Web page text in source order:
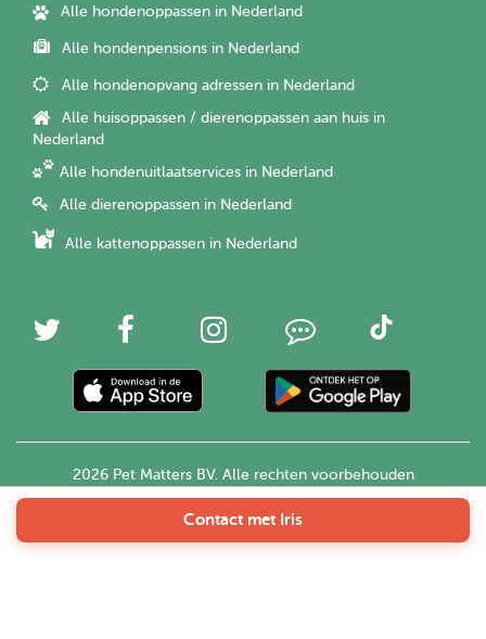
Contact met Iris
Alle hondenoppassen in Nederland
Alle hondenpensions in Nederland
Alle hondenopvang adressen in Nederland
Alle huisoppassen / dierenoppassen aan huis in
Nederland
Alle hondenuitlaatservices in Nederland
Alle dierenoppassen in Nederland
Alle kattenoppassen in Nederland
2026 Pet Matters BV. Alle rechten voorbehouden